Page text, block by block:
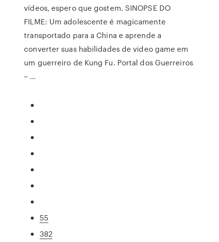
vídeos, espero que gostem. SINOPSE DO
FILME: Um adolescente é magicamente
transportado para a China e aprende a
converter suas habilidades de video game em
um guerreiro de Kung Fu. Portal dos Guerreiros
– …
55
382